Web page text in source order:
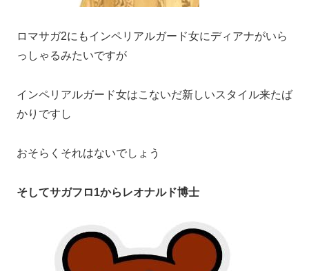
ロマサガ2にもインペリアルガード女にディアナがいら
っしゃるみたいですが
インペリアルガード女はこないだ新しいスタイル来たば
かりですし
おそらくそれはないでしょう
そしてサガフロ1からレオナルド博士